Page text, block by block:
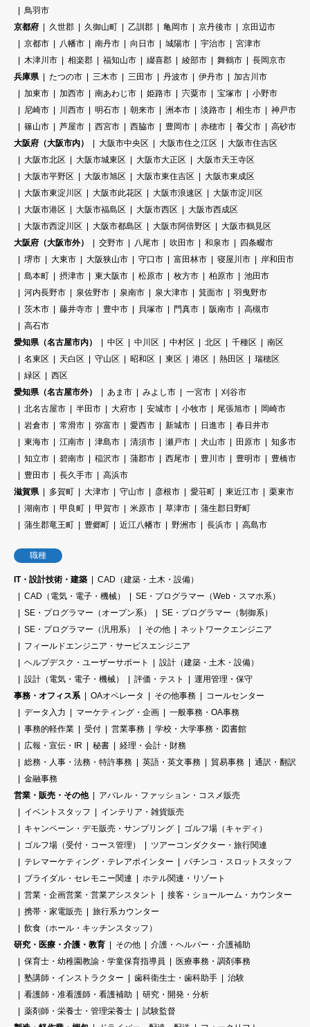
鳥羽市
京都府
久世郡 久御山町 乙訓郡 亀岡市 京丹後市
京田辺市
京都市
八幡市 南丹市 向日市 城陽市 宇治市
宮津市
木津川市
相楽郡 福知山市 綴喜郡 綾部市 舞鶴市
長岡京市
兵庫県
たつの市 三木市 三田市 丹波市 伊丹市
加古川市
加東市
加西市 南あわじ市 姫路市 宍粟市 宝塚市
小野市
尼崎市
川西市 明石市 朝来市 洲本市 淡路市 相生市
神戸市
篠山市
芦屋市 西宮市 西脇市 豊岡市 赤穂市 養父市
高砂市
大阪府（大阪市内）
大阪市中央区 大阪市住之江区
大阪市住吉区
大阪市北区
大阪市城東区 大阪市大正区
大阪市天王寺区
大阪市平野区
大阪市旭区 大阪市東住吉区
大阪市東成区
大阪市東淀川区
大阪市此花区 大阪市浪速区
大阪市淀川区
大阪市港区
大阪市福島区 大阪市西区
大阪市西成区
大阪市西淀川区
大阪市都島区 大阪市阿倍野区
大阪市鶴見区
大阪府（大阪市外）
交野市 八尾市 吹田市 和泉市
四条畷市
堺市
大東市 大阪狭山市 守口市 富田林市 寝屋川市
岸和田市
島本町
摂津市 東大阪市 松原市 枚方市 柏原市
池田市
河内長野市
泉佐野市 泉南市 泉大津市 箕面市
羽曳野市
茨木市
藤井寺市 豊中市 貝塚市 門真市 阪南市
高槻市
高石市
愛知県（名古屋市内）
中区 中川区 中村区 北区 千種区
南区
名東区
天白区 守山区 昭和区 東区 港区 熱田区
瑞穂区
緑区
西区
愛知県（名古屋市外）
あま市 みよし市 一宮市
刈谷市
北名古屋市
半田市 大府市 安城市 小牧市 尾張旭市
岡崎市
岩倉市
常滑市 弥富市 愛西市 新城市 日進市
春日井市
東海市
江南市 津島市 清須市 瀬戸市 犬山市 田原市
知多市
知立市
碧南市 稲沢市 蒲郡市 西尾市 豊川市 豊明市
豊橋市
豊田市
長久手市
高浜市
滋賀県
多賀町 大津市 守山市 彦根市 愛荘町 東近江市
栗東市
湖南市
甲良町 甲賀市 米原市 草津市
蒲生郡日野町
蒲生郡竜王町
豊郷町 近江八幡市 野洲市 長浜市 高島市
職種
IT・設計技術・建築
CAD（建築・土木・設備）
CAD（電気・電子・機械）
SE・プログラマー（Web・スマホ系）
SE・プログラマー（オープン系）
SE・プログラマー（制御系）
SE・プログラマー（汎用系）
その他
ネットワークエンジニア
フィールドエンジニア・サービスエンジニア
ヘルプデスク・ユーザーサポート
設計（建築・土木・設備）
設計（電気・電子・機械）
評価・テスト
運用管理・保守
事務・オフィス系
OAオペレータ その他事務
コールセンター
データ入力
マーケティング・企画
一般事務・OA事務
事務的軽作業
受付 営業事務
学校・大学事務・図書館
広報・宣伝・IR
秘書
経理・会計・財務
総務・人事・法務・特許事務
英語・英文事務 貿易事務
通訳・翻訳
金融事務
営業・販売・その他
アパレル・ファッション・コスメ販売
イベントスタッフ
インテリア・雑貨販売
キャンペーン・デモ販売・サンプリング
ゴルフ場（キャディ）
ゴルフ場（受付・コース管理）
ツアーコンダクター・旅行関連
テレマーケティング・テレアポインター
パチンコ・スロットスタッフ
ブライダル・セレモニー関連
ホテル関連・リゾート
営業・企画営業・営業アシスタント
接客・ショールーム・カウンター
携帯・家電販売
旅行系カウンター
飲食（ホール・キッチンスタッフ）
研究・医療・介護・教育
その他
介護・ヘルパー・介護補助
保育士・幼稚園教諭・学童保育指導員
医療事務・調剤事務
塾講師・インストラクター
歯科衛生士・歯科助手
治験
看護師・准看護師・看護補助
研究・開発・分析
薬剤師・栄養士・管理栄養士
試験監督